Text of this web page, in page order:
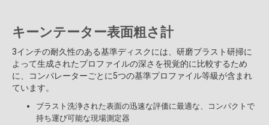
キーンテーター表面粗さ計
3インチの耐久性のある基準ディスクには、研磨ブラスト研掃に
よって生成されたプロファイルの深さを視覚的に比較するため
に、コンパレーターごとに5つの基準プロファイル等級が含まれ
ています。
ブラスト洗浄された表面の迅速な評価に最適な、コンパクトで
持ち運び可能な現場測定器